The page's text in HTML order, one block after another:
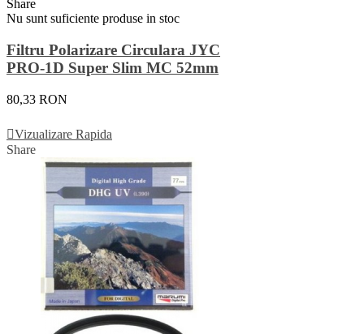
Share
Nu sunt suficiente produse in stoc
Filtru Polarizare Circulara JYC
PRO-1D Super Slim MC 52mm
80,33 RON
Vizualizare Rapida
Share